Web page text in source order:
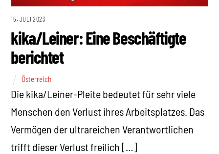
15. JULI 2023
kika/Leiner: Eine Beschäftigte
berichtet
Österreich
Die kika/Leiner-Pleite bedeutet für sehr viele
Menschen den Verlust ihres Arbeitsplatzes. Das
Vermögen der ultrareichen Verantwortlichen
trifft dieser Verlust freilich […]